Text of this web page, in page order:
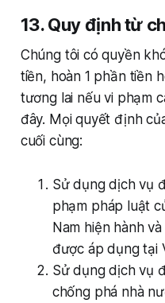
13. Quy định từ
Chúng tôi có quyền
tiền, hoàn 1 phần tiền
tương lai nếu vi phạm
đây. Mọi quyết định
cuối cùng:
Sử dụng dịch vụ
phạm pháp luật
Nam hiện hành
được áp dụng tại
Sử dụng dịch vụ
chống phá nhà